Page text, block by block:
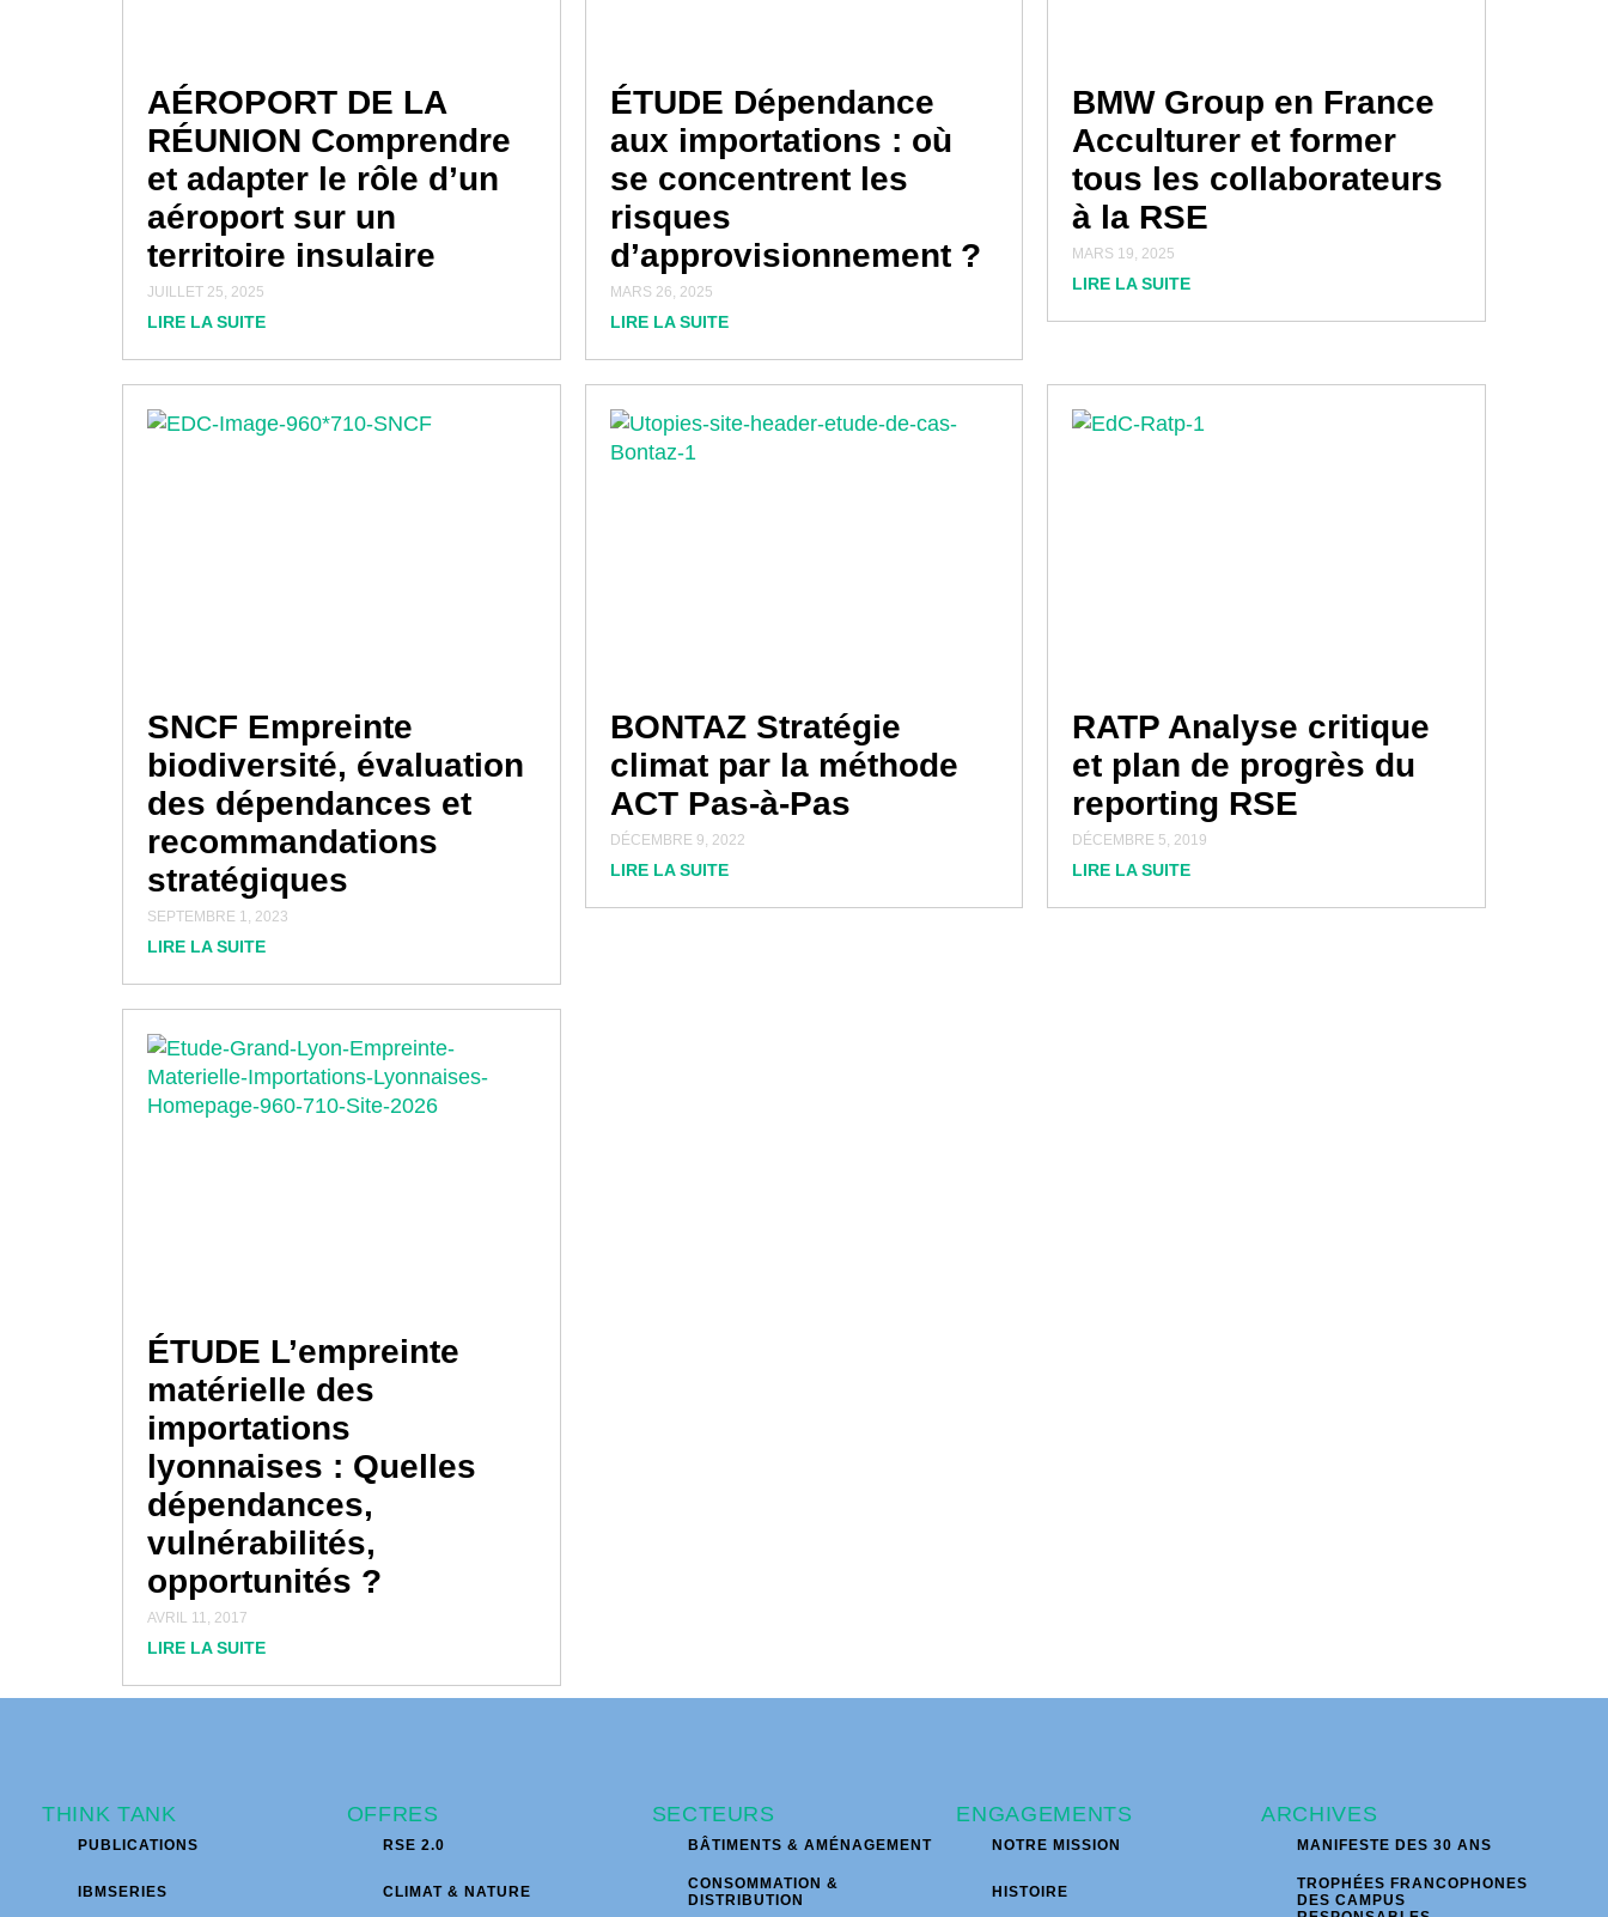
AÉROPORT DE LA
RÉUNION Comprendre
et adapter le rôle d’un
aéroport sur un
territoire insulaire
JUILLET 25, 2025
LIRE LA SUITE
ÉTUDE Dépendance
aux importations : où
se concentrent les
risques
d’approvisionnement ?
MARS 26, 2025
LIRE LA SUITE
BMW Group en France
Acculturer et former
tous les collaborateurs
à la RSE
MARS 19, 2025
LIRE LA SUITE
SNCF Empreinte
biodiversité, évaluation
des dépendances et
recommandations
stratégiques
SEPTEMBRE 1, 2023
LIRE LA SUITE
BONTAZ Stratégie
climat par la méthode
ACT Pas-à-Pas
DÉCEMBRE 9, 2022
LIRE LA SUITE
RATP Analyse critique
et plan de progrès du
reporting RSE
DÉCEMBRE 5, 2019
LIRE LA SUITE
ÉTUDE L’empreinte
matérielle des
importations
lyonnaises : Quelles
dépendances,
vulnérabilités,
opportunités ?
AVRIL 11, 2017
LIRE LA SUITE
THINK TANK
PUBLICATIONS
IBMSERIES
OFFRES
RSE 2.0
CLIMAT & NATURE
SECTEURS
BÂTIMENTS & AMÉNAGEMENT
CONSOMMATION &
DISTRIBUTION
ENGAGEMENTS
NOTRE MISSION
HISTOIRE
ARCHIVES
MANIFESTE DES 30 ANS
TROPHÉES FRANCOPHONES
DES CAMPUS